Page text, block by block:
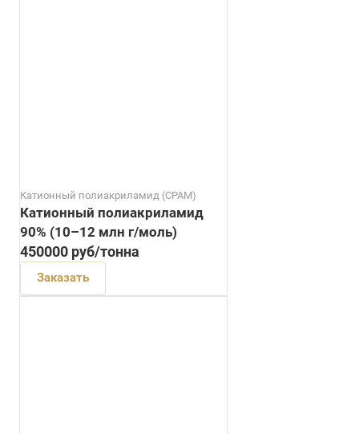
Катионный полиакриламид (CPAM)
Катионный полиакриламид
90% (10–12 млн г/моль)
450000 руб/тонна
Заказать